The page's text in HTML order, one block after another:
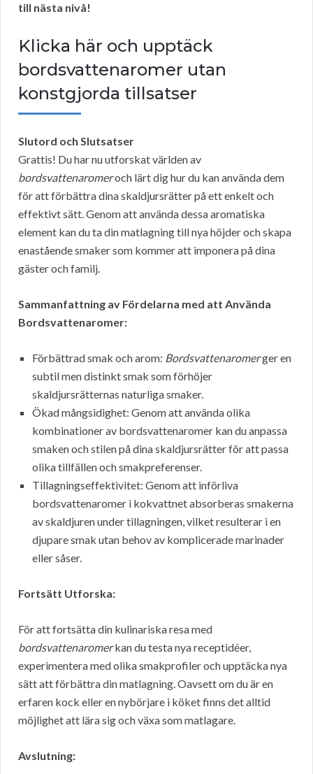
till nästa nivå!
Klicka här och upptäck
bordsvattenaromer utan
konstgjorda tillsatser
Slutord och Slutsatser
Grattis! Du har nu utforskat världen av
bordsvattenaromeroch lärt dig hur du kan använda dem
för att förbättra dina skaldjursrätter på ett enkelt och
effektivt sätt. Genom att använda dessa aromatiska
element kan du ta din matlagning till nya höjder och skapa
enastående smaker som kommer att imponera på dina
gäster och familj.
Sammanfattning av Fördelarna med att Använda
Bordsvattenaromer:
Förbättrad smak och arom: Bordsvattenaromerger en
subtil men distinkt smak som förhöjer
skaldjursrätternas naturliga smaker.
Ökad mångsidighet: Genom att använda olika
kombinationer av bordsvattenaromer kan du anpassa
smaken och stilen på dina skaldjursrätter för att passa
olika tillfällen och smakpreferenser.
Tillagningseffektivitet: Genom att införliva
bordsvattenaromer i kokvattnet absorberas smakerna
av skaldjuren under tillagningen, vilket resulterar i en
djupare smak utan behov av komplicerade marinader
eller såser.
Fortsätt Utforska:
För att fortsätta din kulinariska resa med
bordsvattenaromerkan du testa nya receptidéer,
experimentera med olika smakprofiler och upptäcka nya
sätt att förbättra din matlagning. Oavsett om du är en
erfaren kock eller en nybörjare i köket finns det alltid
möjlighet att lära sig och växa som matlagare.
Avslutning: